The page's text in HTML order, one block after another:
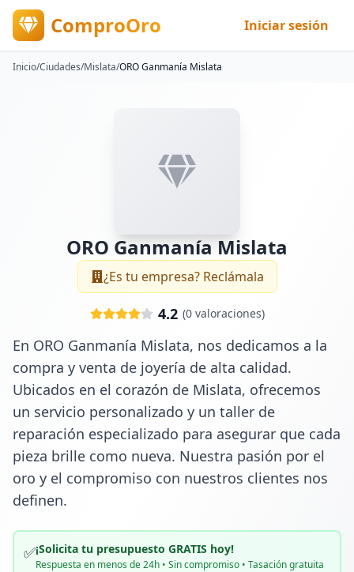
ComproOro Iniciar sesión
Inicio/Ciudades/Mislata/ORO Ganmanía Mislata
ORO Ganmanía Mislata
¿Es tu empresa? Reclámala
4.2 (0valoraciones)
En ORO Ganmanía Mislata, nos dedicamos a la
compra y venta de joyería de alta calidad.
Ubicados en el corazón de Mislata, ofrecemos
un servicio personalizado y un taller de
reparación especializado para asegurar que cada
pieza brille como nueva. Nuestra pasión por el
oro y el compromiso con nuestros clientes nos
definen.
✅¡Solicita tu presupuesto GRATIS hoy!
Respuesta en menos de 24h • Sin compromiso • Tasación gratuita